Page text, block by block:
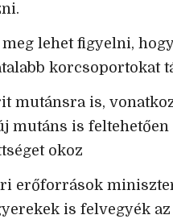
lehet figyelni,
korcsoportokat
mutánsra is,
mutáns is
okoz
erőforrások
is felvegyék az